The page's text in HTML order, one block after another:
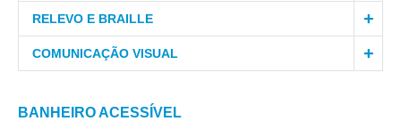
RELEVO E BRAILLE
COMUNICAÇÃO VISUAL
BANHEIRO ACESSÍVEL